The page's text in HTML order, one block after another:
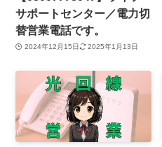
サポートセンター／電力切
替営業電話です。
2024年12月15日 2025年1月13日